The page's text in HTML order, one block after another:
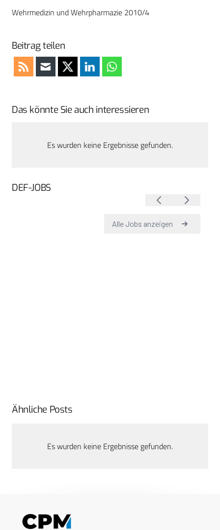
Wehrmedizin und Wehrpharmazie 2010/4
Beitrag teilen
Das könnte Sie auch interessieren
Es wurden keine Ergebnisse gefunden.
DEF-JOBS
Ähnliche Posts
Es wurden keine Ergebnisse gefunden.